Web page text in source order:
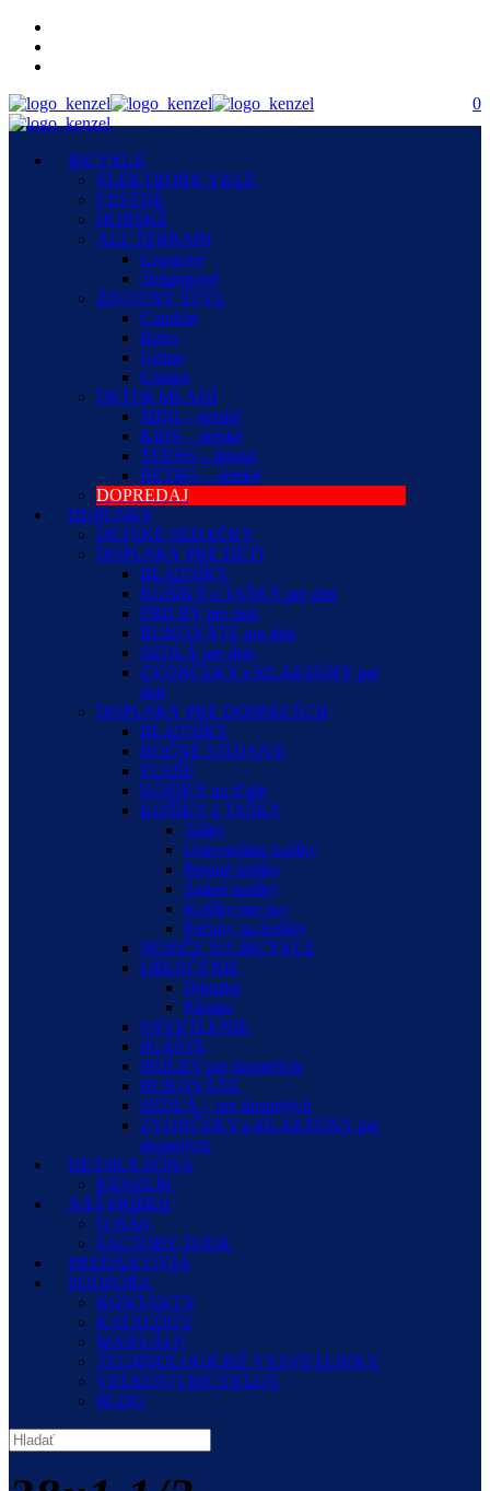
BICYKLE
ELEKTROBICYKLE
CESTNÉ
HORSKÉ
ALL TERRAIN
Crossové
Trekingové
ŽIVOTNÝ ŠTÝL
Comfort
Retro
Urban
Cruiser
DETI & MLADÍ
MINI – detské
KIDS – detské
TEENS – detské
RETRO – detské
DOPREDAJ
DOPLNKY
DETSKÉ SEDAČKY
DOPLNKY PRE DETI
BLATNÍKY
KOŠÍKY a TAŠKY pre deti
PRILBY pre deti
RUKOVÄTE pre deti
SEDLÁ pre deti
ZVONČEKY a KLAKSÓNY pre
deti
DOPLNKY PRE DOSPELÝCH
BLATNÍKY
BOČNÉ STOJANY
FĽAŠE
KOŠÍKY na fľaše
KOŠÍKY a TAŠKY
Tašky
Univerzálne košíky
Predné košíky
Zadné košíky
Košíky pre psy
Poťahy na košíky
NOSIČE NA BICYKLE
OBLEČENIE
Dámske
Pánske
OSVETLENIE
PLÁŠTE
PRILBY pre dospelých
RUKOVÄTE
SEDLÁ – pre dospelých
ZVONČEKY a KLAKSÓNY pre
dospelých
DETSKÁ ZÓNA
KENZLÍK
NÁŠ PRÍBEH
O NÁS
FACTORY TOUR
PREDAJCOVIA
PODPORA
KONTAKTY
KATALÓGY
MANUÁLY
TECHNOLOGICKÉ VYSVETLIVKY
VEĽKOSTI BICYKLOV
BLOG
0